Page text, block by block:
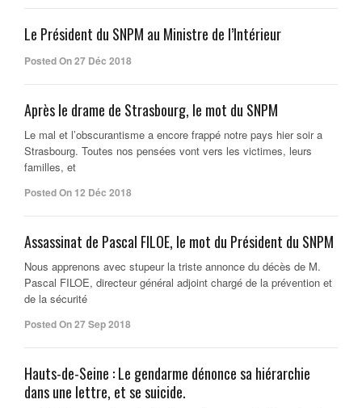
Le Président du SNPM au Ministre de l’Intérieur
Posted On 27 Déc 2018
Après le drame de Strasbourg, le mot du SNPM
Le mal et l’obscurantisme a encore frappé notre pays hier soir a
Strasbourg. Toutes nos pensées vont vers les victimes, leurs
familles, et
Posted On 12 Déc 2018
Assassinat de Pascal FILOE, le mot du Président du SNPM
Nous apprenons avec stupeur la triste annonce du décès de M.
Pascal FILOE, directeur général adjoint chargé de la prévention et
de la sécurité
Posted On 27 Sep 2018
Hauts-de-Seine : Le gendarme dénonce sa hiérarchie
dans une lettre, et se suicide.